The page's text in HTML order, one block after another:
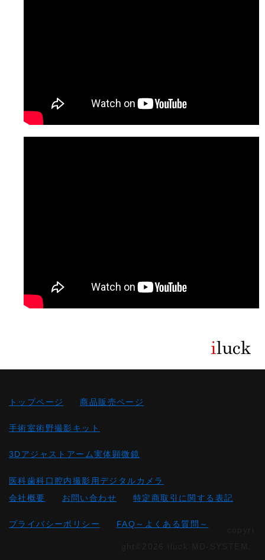
トップページ 商品販売ページ
手術室術野撮影キット
3Dアジャストアーム実体顕微鏡
医科歯科口腔内撮影用デジタルカメラ
会社概要
お問い合わせ 特定商取引に関する表記
プライバシーポリシー FAQ～よくある質問～